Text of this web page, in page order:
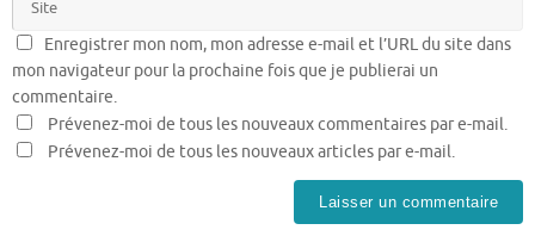
Enregistrer mon nom, mon adresse e-mail et l’URL du site dans
mon navigateur pour la prochaine fois que je publierai un
commentaire.
Prévenez-moi de tous les nouveaux commentaires par e-mail.
Prévenez-moi de tous les nouveaux articles par e-mail.